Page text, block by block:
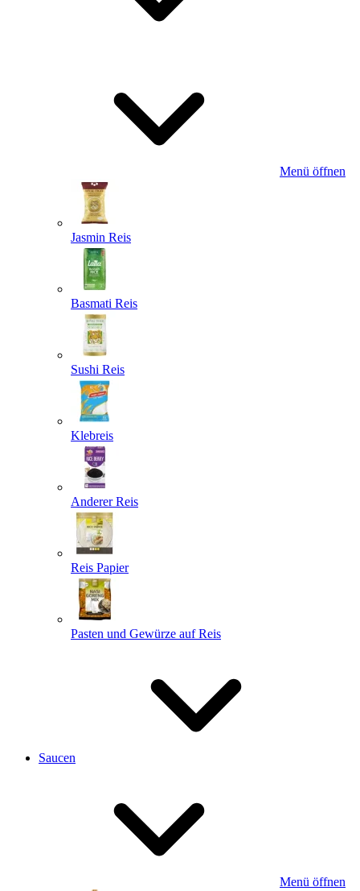
Menü öffnen
Jasmin Reis
Basmati Reis
Sushi Reis
Klebreis
Anderer Reis
Reis Papier
Pasten und Gewürze auf Reis
Saucen
Menü öffnen